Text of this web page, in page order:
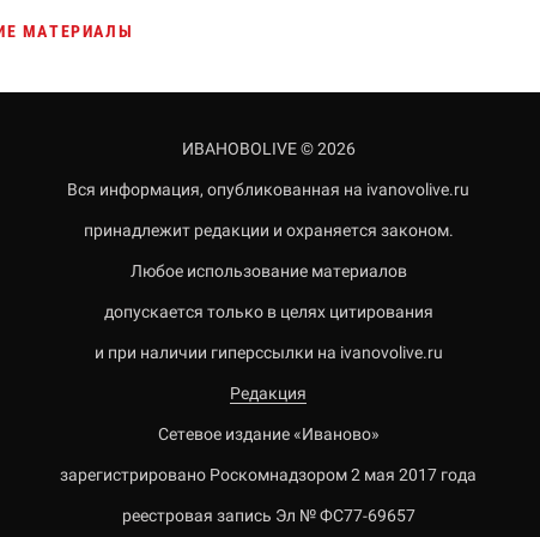
МАТЕРИАЛЫ
ИВАНОВОLIVE © 2026
Вся информация, опубликованная на ivanovolive.ru
принадлежит редакции и охраняется законом.
Любое использование материалов
допускается только в целях цитирования
и при наличии гиперссылки на ivanovolive.ru
Редакция
Сетевое издание «Иваново»
зарегистрировано Роскомнадзором 2 мая 2017 года
реестровая запись Эл № ФС77-69657